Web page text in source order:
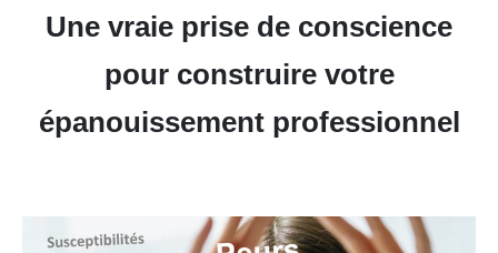
Une vraie prise de conscience
pour construire votre
épanouissement professionnel